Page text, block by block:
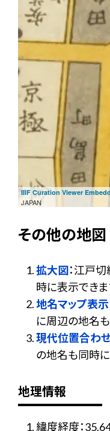
IIIF Curation Viewer
JAPAN
その他の地図
拡大図：江戸
時に表示できま
地名マップ表示
に周辺の地名
現代位置合わ
の地名も同時に
地理情報
緯度経度：